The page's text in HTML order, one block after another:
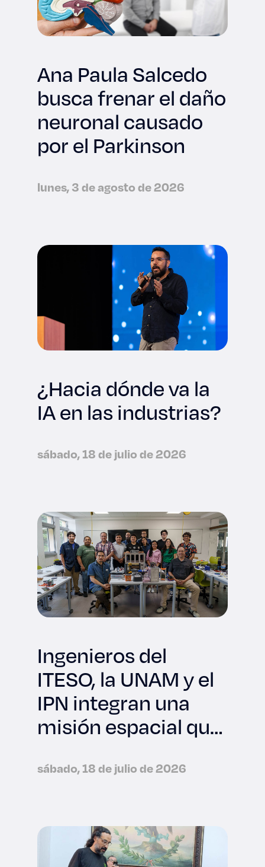
Ana Paula Salcedo
busca frenar el daño
neuronal causado
por el Parkinson
lunes, 3 de agosto de 2026
¿Hacia dónde va la
IA en las industrias?
sábado, 18 de julio de 2026
Ingenieros del
ITESO, la UNAM y el
IPN integran una
misión espacial que
sábado, 18 de julio de 2026